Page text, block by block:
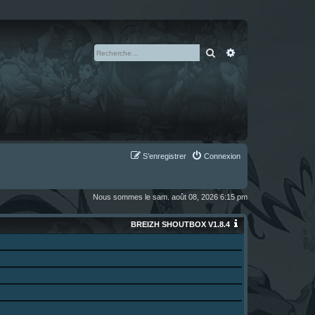
Rechercher
Connexion
S’enregistrer
Nous sommes le sam. août 08, 2026 6:15 pm
BREIZH SHOUTBOX V1.8.4